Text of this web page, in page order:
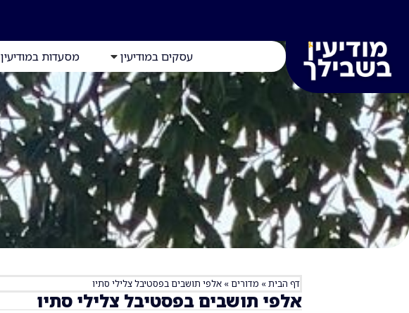
עסקים במודיעין מסעדות במודיעין
דף הבית» מדורים » אלפי תושבים בפסטיבל צלילי סתיו‎
אלפי תושבים בפסטיבל צלילי סתיו‎